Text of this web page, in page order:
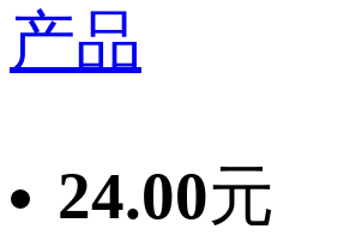
产品
24.00元